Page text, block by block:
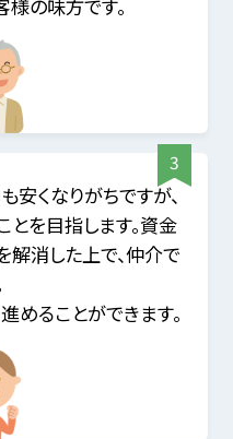
の味方です。
くなりがちですが、
を目指します。資金
解消した上で、仲介で
めることができます。